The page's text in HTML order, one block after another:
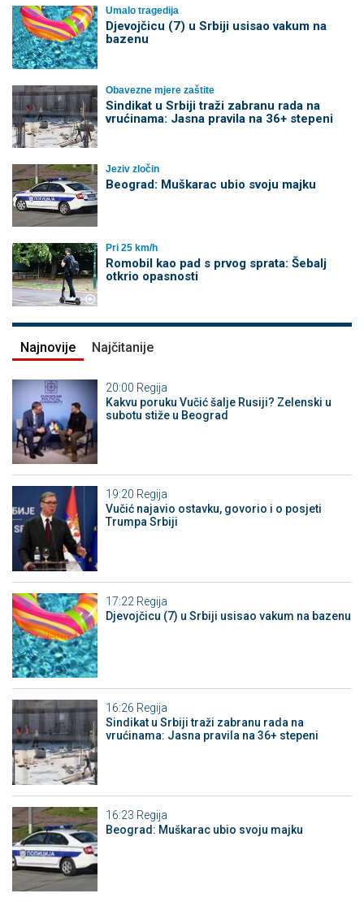
Umalo tragedija
Djevojčicu (7) u Srbiji usisao vakum na
bazenu
Obavezne mjere zaštite
Sindikat u Srbiji traži zabranu rada na
vrućinama: Jasna pravila na 36+ stepeni
Jeziv zločin
Beograd: Muškarac ubio svoju majku
Pri 25 km/h
Romobil kao pad s prvog sprata: Šebalj
otkrio opasnosti
Najnovije Najčitanije
20:00 Regija
Kakvu poruku Vučić šalje Rusiji? Zelenski u
subotu stiže u Beograd
19:20 Regija
Vučić najavio ostavku, govorio i o posjeti
Trumpa Srbiji
17:22 Regija
Djevojčicu (7) u Srbiji usisao vakum na bazenu
16:26 Regija
Sindikat u Srbiji traži zabranu rada na
vrućinama: Jasna pravila na 36+ stepeni
16:23 Regija
Beograd: Muškarac ubio svoju majku